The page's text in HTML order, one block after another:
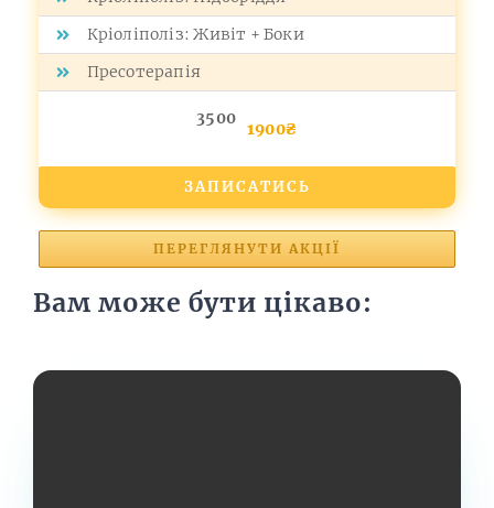
Кріоліполіз: Живіт + Боки
Пресотерапія
3500
1900₴
ЗАПИСАТИСЬ
ПЕРЕГЛЯНУТИ АКЦІЇ
Вам може бути цікаво: